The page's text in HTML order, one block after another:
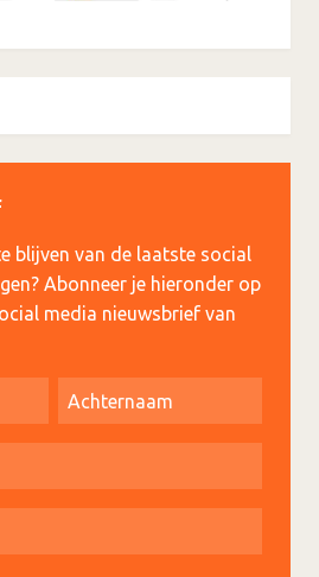
blijven van de laatste social
Abonneer je hieronder op
media nieuwsbrief van